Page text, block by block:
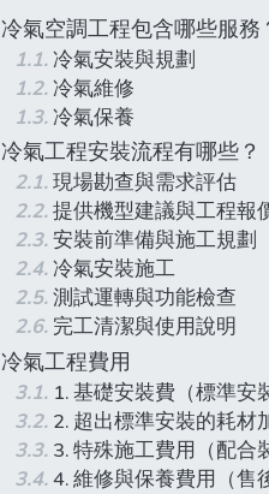
冷氣空調工程包含哪些服務
冷氣安裝與規劃
冷氣維修
冷氣保養
冷氣工程安裝流程有哪些？
現場勘查與需求評估
提供機型建議與工程報
安裝前準備與施工規劃
冷氣安裝施工
測試運轉與功能檢查
完工清潔與使用說明
冷氣工程費用
1. 基礎安裝費（標準安
2. 超出標準安裝的耗材
3. 特殊施工費用（配合
4. 維修與保養費用（售